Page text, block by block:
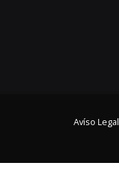
Avíso Legal